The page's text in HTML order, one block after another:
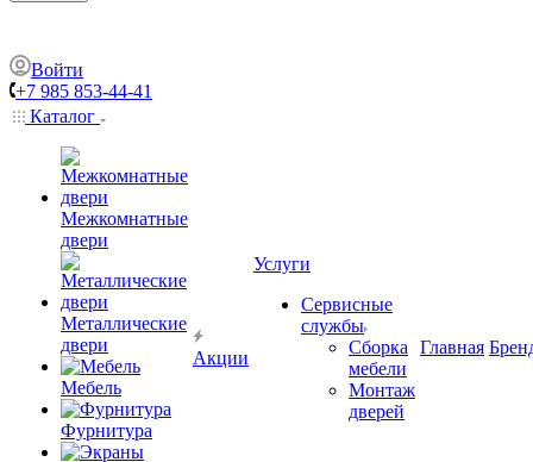
Войти
+7 985 853-44-41
Каталог
Межкомнатные
двери
Металлические
двери
Мебель
Фурнитура
Акции
Услуги
Сервисные
службы
Сборка
мебели
Монтаж
дверей
Главная